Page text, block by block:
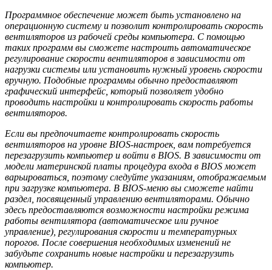
Программное обеспечение может быть установлено на
операционную систему и позволит контролировать скорость
вентиляторов из рабочей среды компьютера. С помощью
таких программ вы сможете настроить автоматическое
регулирование скорости вентиляторов в зависимости от
нагрузки системы или установить нужный уровень скорости
вручную. Подобные программы обычно предоставляют
графический интерфейс, который позволяет удобно
проводить настройки и контролировать скорость работы
вентиляторов.
Если вы предпочитаете контролировать скорость
вентиляторов на уровне BIOS-настроек, вам потребуется
перезагрузить компьютер и войти в BIOS. В зависимости от
модели материнской платы процедура входа в BIOS может
варьироваться, поэтому следуйте указаниям, отображаемым
при загрузке компьютера. В BIOS-меню вы сможете найти
раздел, посвященный управлению вентиляторами. Обычно
здесь предоставляются возможности настройки режима
работы вентилятора (автоматическое или ручное
управление), регулирования скорости и температурных
порогов. После совершения необходимых изменений не
забудьте сохранить новые настройки и перезагрузить
компьютер.